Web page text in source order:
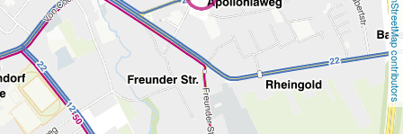
OpenStreetMap contributors